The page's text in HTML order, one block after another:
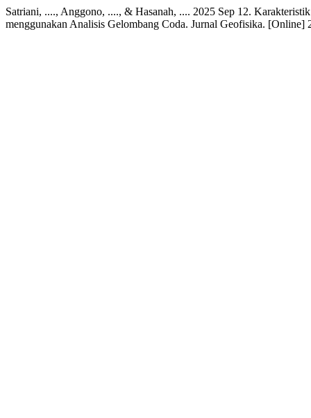
Satriani, ...., Anggono, ...., & Hasanah, .... 2025 Sep 12.
menggunakan Analisis Gelombang Coda. Jurnal Geofisika. [Online]